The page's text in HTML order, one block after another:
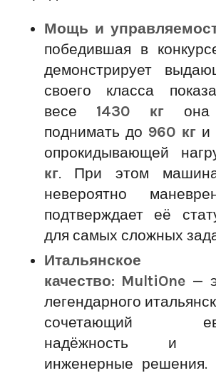
Мощь и
победившая в
демонстрирует
своего класса
весе 1430 кгона
поднимать до 960 кги
опрокидывающей
кг. При этом машина
невероятно
подтверждает её
для самых сложных
Итальянское
качество: MultiOne —
легендарного
сочетающий
надёжность и
инженерные решения.